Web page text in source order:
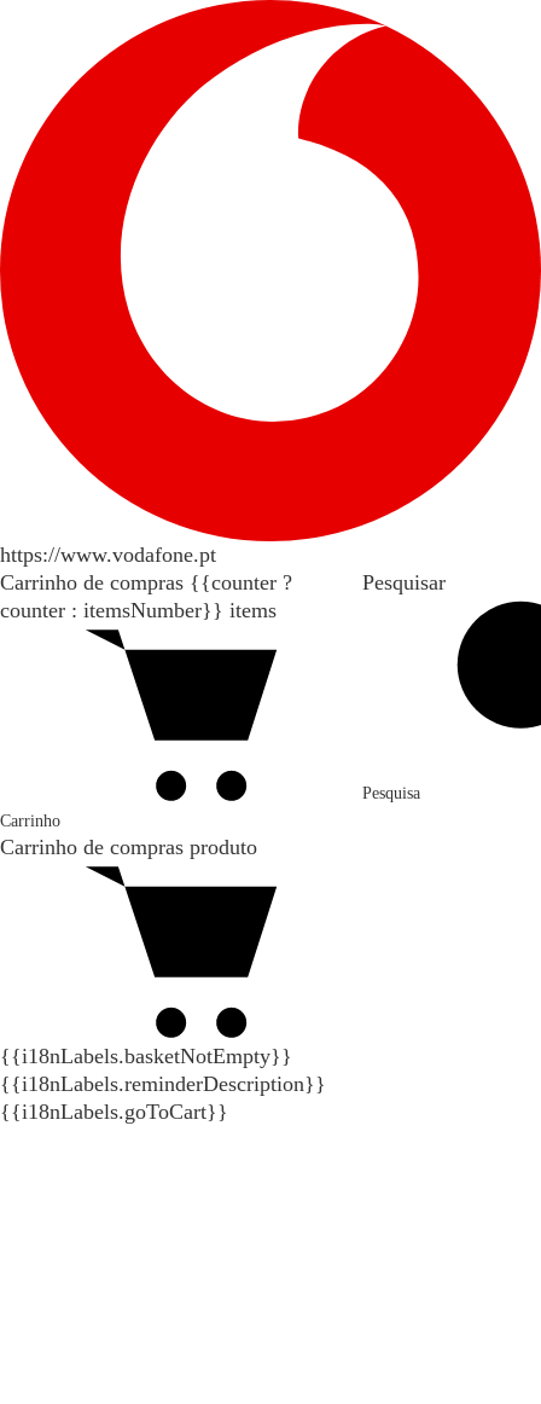
https://www.vodafone.pt
Carrinho de compras {{counter ?
counter : itemsNumber}} items
Carrinho
Carrinho de compras produto
{{i18nLabels.basketNotEmpty}}
{{i18nLabels.reminderDescription}}
{{i18nLabels.goToCart}}
Pesquisar
Pesquisa